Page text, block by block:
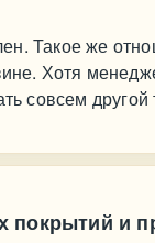
Такое же
Хотя
совсем другой
и